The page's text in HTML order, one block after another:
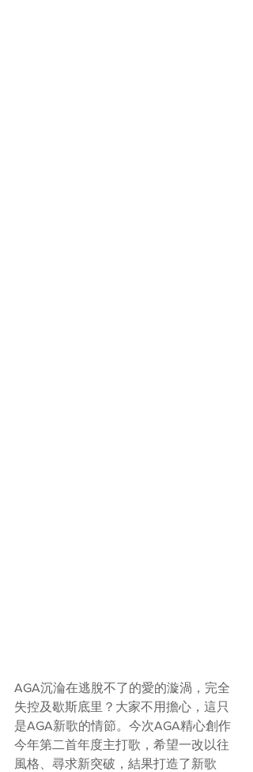
AGA沉淪在逃脫不了的愛的漩渦，完全
失控及歇斯底里？大家不用擔心，這只
是AGA新歌的情節。今次AGA精心創作
今年第二首年度主打歌，希望一改以往
風格、尋求新突破，結果打造了新歌